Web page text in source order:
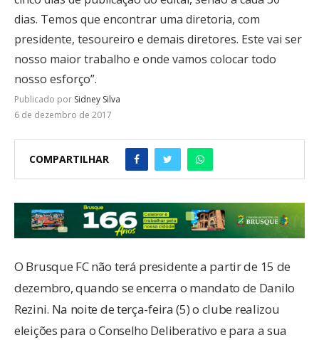
dias. Temos que encontrar uma diretoria, com
presidente, tesoureiro e demais diretores. Este vai ser
nosso maior trabalho e onde vamos colocar todo
nosso esforço”.
Publicado por Sidney Silva
6 de dezembro de 2017
COMPARTILHAR
O Brusque FC não terá presidente a partir de 15 de
dezembro, quando se encerra o mandato de Danilo
Rezini. Na noite de terça-feira (5) o clube realizou
eleições para o Conselho Deliberativo e para a sua